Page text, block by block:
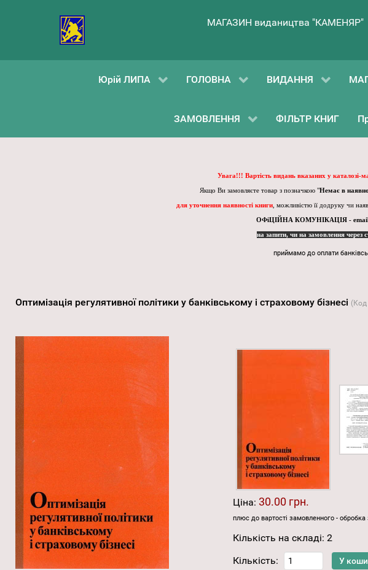
МАГАЗИН видаництва "КАМЕНЯР"
Юрій ЛИПА ГОЛОВНА ВИДАННЯ
ЗАМОВЛЕННЯ ФІЛЬТР КНИГ
Увага!!! Вартість видань вказаних у каталозі-
Якщо Ви замовляєте товар з позначкою "Немає в
для уточнення наявності книги, можливістю її додруку чи
ОФіЦІЙНА КОМУНІКАЦІЯ -
на запити, чи на замовлення через
приймамо до оплати
Оптимізація регулятивної політики у банківському і страховому бізнесі (Код
Ціна: 30.00 грн.
плюс до вартості замовленного -
Кількість на складі: 2
Кількість: